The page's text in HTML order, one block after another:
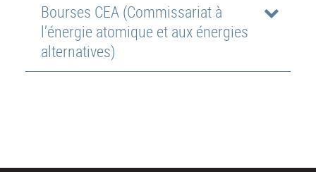
Bourses CEA (Commissariat à
l’énergie atomique et aux énergies
alternatives)